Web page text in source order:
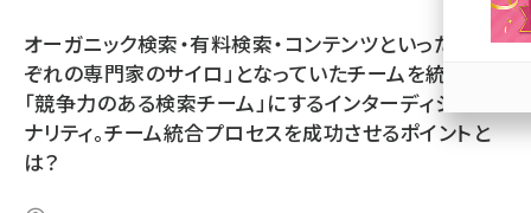
セミナー (2303)
z世代 (1622)
meo (1275)
オーガニック検索・有料検索・コンテンツといった「それ
ぞれの専門家のサイロ」となっていたチームを統合し、
「競争力のある検索チーム」にするインターディシプリ
ナリティ。チーム統合プロセスを成功させるポイントと
は？